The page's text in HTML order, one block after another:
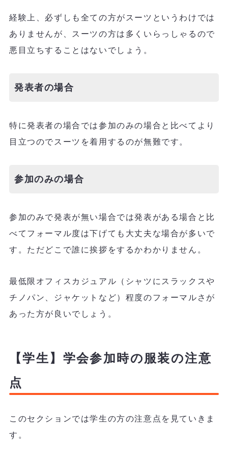
経験上、必ずしも全ての方がスーツというわけでは
ありませんが、スーツの方は多くいらっしゃるので
悪目立ちすることはないでしょう。
発表者の場合
特に発表者の場合では参加のみの場合と比べてより
目立つのでスーツを着用するのが無難です。
参加のみの場合
参加のみで発表が無い場合では発表がある場合と比
べてフォーマル度は下げても大丈夫な場合が多いで
す。ただどこで誰に挨拶をするかわかりません。
最低限オフィスカジュアル（シャツにスラックスや
チノパン、ジャケットなど）程度のフォーマルさが
あった方が良いでしょう。
【学生】学会参加時の服装の注意
点
このセクションでは学生の方の注意点を見ていきま
す。